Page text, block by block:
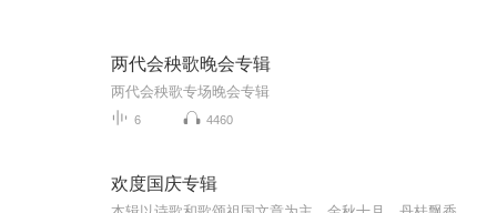
两代会秧歌晚会专辑
两代会秧歌专场晚会专辑
6 4460
欢度国庆专辑